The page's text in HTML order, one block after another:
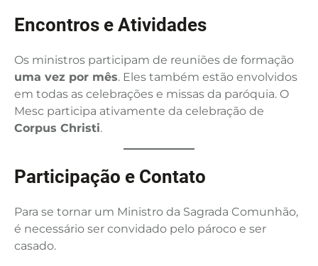
Encontros e Atividades
Os ministros participam de reuniões de formação
uma vez por mês. Eles também estão envolvidos
em todas as celebrações e missas da paróquia. O
Mesc participa ativamente da celebração de
Corpus Christi.
Participação e Contato
Para se tornar um Ministro da Sagrada Comunhão,
é necessário ser convidado pelo pároco e ser
casado.